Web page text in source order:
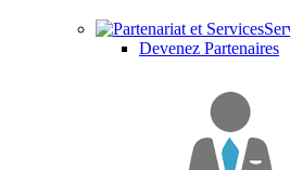
Devenez Partenaires